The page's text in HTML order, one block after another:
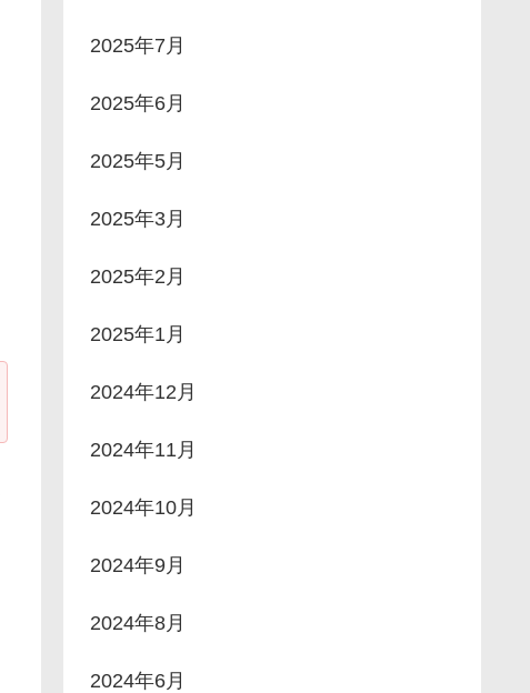
2025年7月
2025年6月
2025年5月
2025年3月
2025年2月
2025年1月
2024年12月
2024年11月
2024年10月
2024年9月
2024年8月
2024年6月